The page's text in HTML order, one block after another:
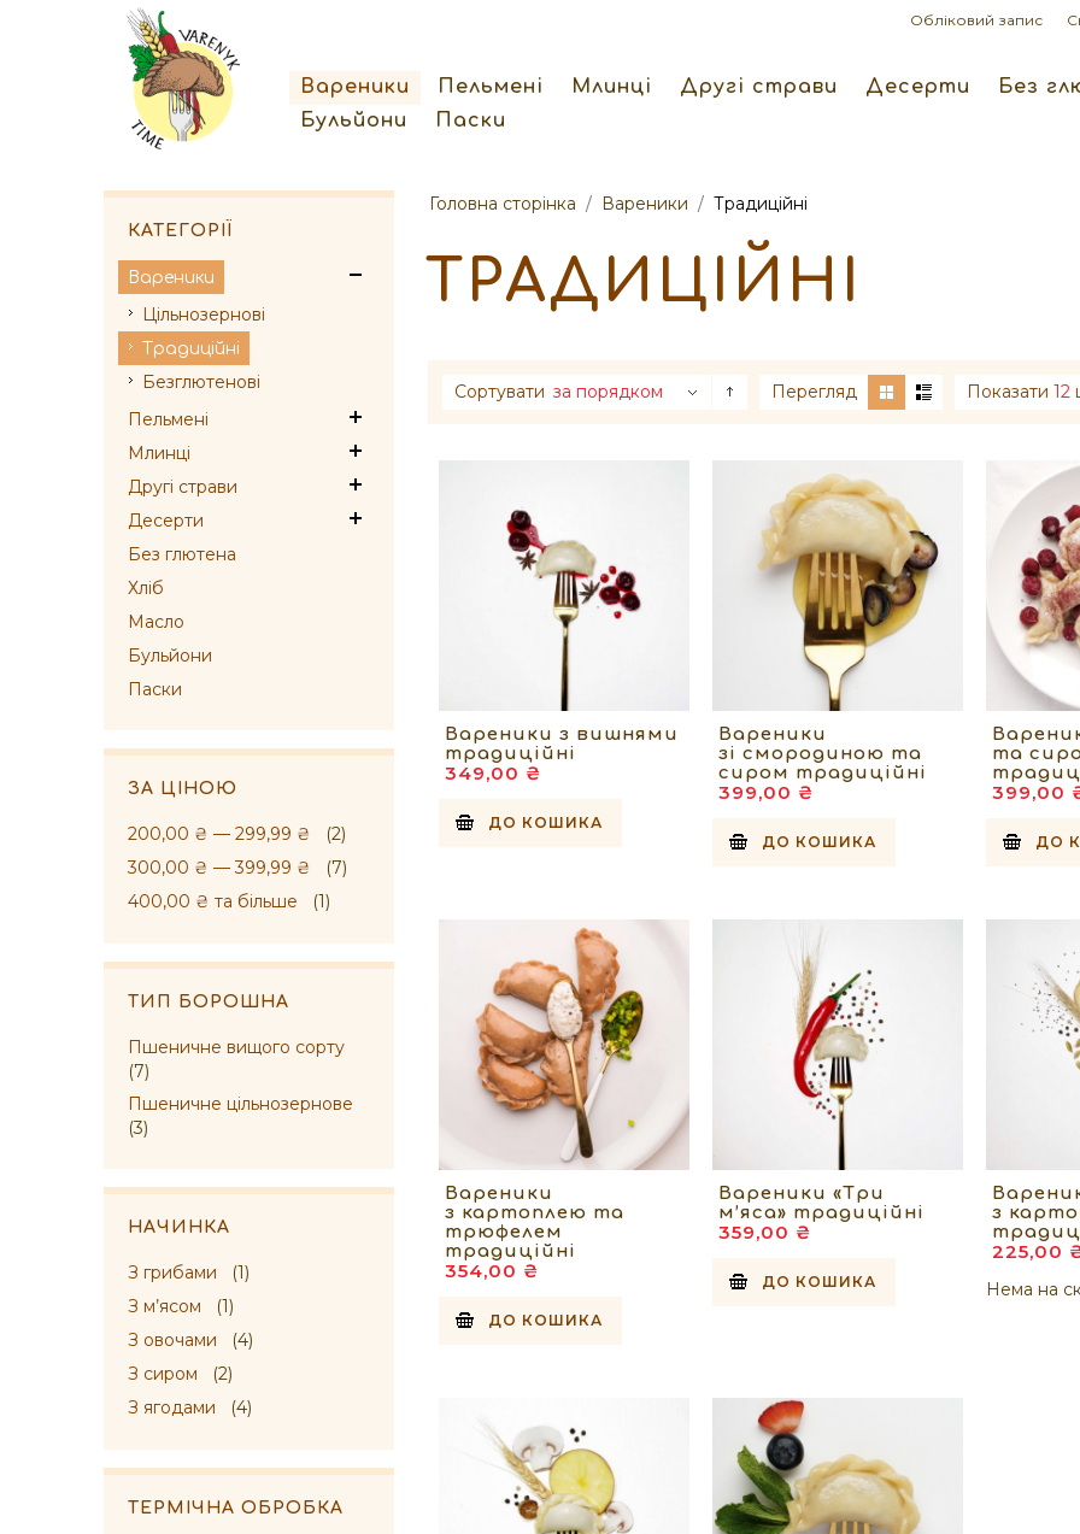
Обліковий запис
Вареники Пельмені Млинці Другі страви Десерти Без
Бульйони
Паски
Головна сторінка / Вареники / Традиційні
ТРАДИЦІЙНІ
Сортувати за порядком Перегляд Показати 12
Вареники з вишнями
традиційні
349,00 ₴
ДО КОШИКА
Вареники
зі смородиною та
сиром традиційні
399,00 ₴
ДО КОШИКА
та
399,00
ДО
Вареники
з картоплею та
трюфелем
традиційні
354,00 ₴
ДО КОШИКА
Вареники «Три
м’яса» традиційні
359,00 ₴
ДО КОШИКА
з
225,00
Нема на
КАТЕГОРІЇ
Вареники
Цільнозернові
Традиційні
Безглютенові
Пельмені
Млинці
Другі страви
Десерти
Без глютена
Хліб
Масло
Бульйони
Паски
ЗА ЦІНОЮ
200,00 ₴ — 299,99 ₴
(2)
300,00 ₴ —399,99 ₴
(7)
400,00 ₴ та більше (1)
ТИП БОРОШНА
Пшеничне вищого сорту
(7)
Пшеничне цільнозернове
(3)
НАЧИНКА
З грибами
(1)
З м’ясом
(1)
З овочами
(4)
З сиром
(2)
З ягодами
(4)
ТЕРМІЧНА ОБРОБКА